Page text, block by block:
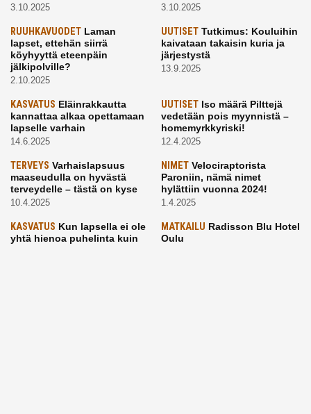
3.10.2025 3.10.2025
RUUHKAVUODET Laman
lapset, ettehän siirrä
köyhyyttä eteenpäin
jälkipolville?
2.10.2025
UUTISETTutkimus: Kouluihin
kaivataan takaisin kuria ja
järjestystä
13.9.2025
KASVATUS Eläinrakkautta
kannattaa alkaa opettamaan
lapselle varhain
14.6.2025
UUTISETIso määrä Pilttejä
vedetään pois myynnistä –
homemyrkkyriski!
12.4.2025
TERVEYS Varhaislapsuus
maaseudulla on hyvästä
terveydelle – tästä on kyse
10.4.2025
NIMETVelociraptorista
Paroniin, nämä nimet
hylättiin vuonna 2024!
1.4.2025
KASVATUS Kun lapsella ei ole
yhtä hienoa puhelinta kuin
MATKAILU Radisson Blu Hotel
Oulu